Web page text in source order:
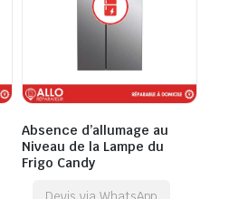
Absence d’allumage au
Niveau de la Lampe du
Frigo Candy